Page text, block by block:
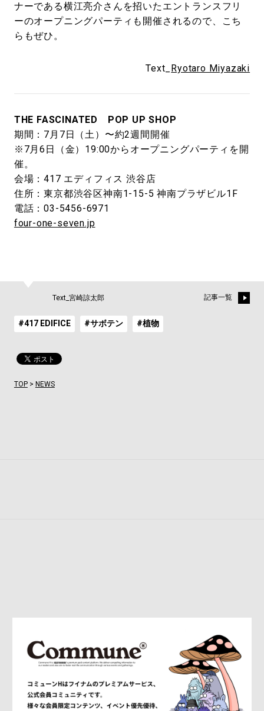
ナーである横江亮介さんを招いたエントランスフリ
ーのオープニングパーティも開催されるので、こち
らもぜひ。
Text_ Ryotaro Miyazaki
THE FASCINATED POP UP SHOP
期間：7月7日（土）〜約2週間開催
※7月6日（金）19:00からオープニングパーティを開
催。
会場：417 エディフィス 渋谷店
住所：東京都渋谷区神南1-15-5 神南プラザビル1F
電話：03-5456-6971
four-one-seven.jp
Text_宮崎諒太郎 記事一覧
#417 EDIFICE #サボテン #植物
TOP> NEWS